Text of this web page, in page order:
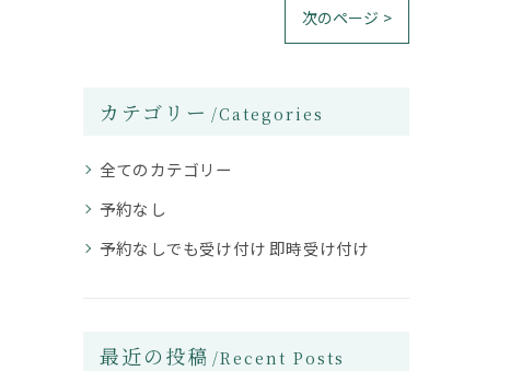
次のページ >
カテゴリー Categories
全てのカテゴリー
予約なし
予約なしでも受け付け 即時受け付け
最近の投稿 Recent Posts